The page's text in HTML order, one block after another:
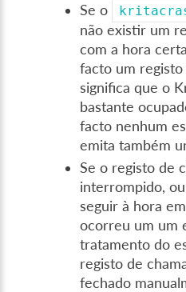
Se o
não existir um
com a hora
facto um registo
significa que o
bastante
facto nenhum
emita também
Se o registo de
interrompido,
seguir à hora
ocorreu um um
tratamento do
registo de
fechado